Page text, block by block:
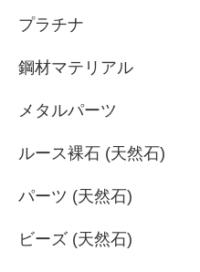
プラチナ
鋼材マテリアル
メタルパーツ
ルース裸石 (天然石)
パーツ (天然石)
ビーズ (天然石)